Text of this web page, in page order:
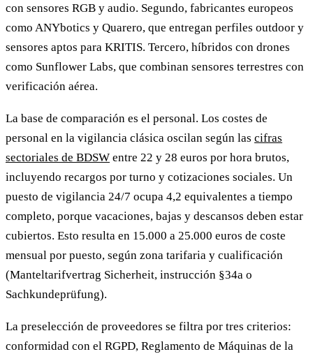
con sensores RGB y audio. Segundo, fabricantes europeos
como ANYbotics y Quarero, que entregan perfiles outdoor y
sensores aptos para KRITIS. Tercero, híbridos con drones
como Sunflower Labs, que combinan sensores terrestres con
verificación aérea.
La base de comparación es el personal. Los costes de
personal en la vigilancia clásica oscilan según las cifras
sectoriales de BDSW entre 22 y 28 euros por hora brutos,
incluyendo recargos por turno y cotizaciones sociales. Un
puesto de vigilancia 24/7 ocupa 4,2 equivalentes a tiempo
completo, porque vacaciones, bajas y descansos deben estar
cubiertos. Esto resulta en 15.000 a 25.000 euros de coste
mensual por puesto, según zona tarifaria y cualificación
(Manteltarifvertrag Sicherheit, instrucción §34a o
Sachkundeprüfung).
La preselección de proveedores se filtra por tres criterios:
conformidad con el RGPD, Reglamento de Máquinas de la